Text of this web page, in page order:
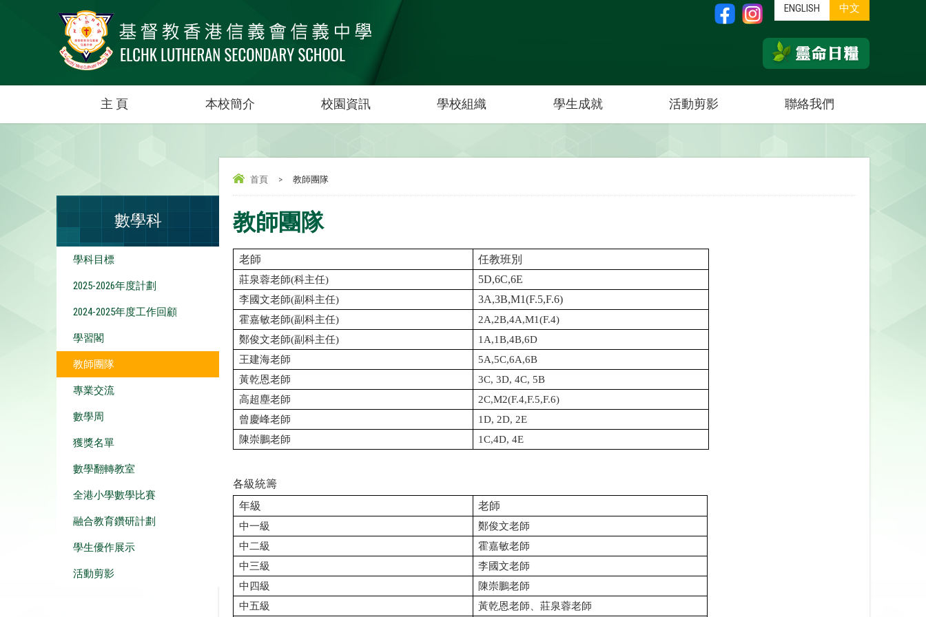
ENGLISH 中文
主 頁 本校簡介 校園資訊 學校組織 學生成就 活動剪影 聯絡我們
首頁 > 教師團隊
教師團隊
老師
任教班別
莊泉蓉老師(科主任)
5D,6C,6E
李國文老師(副科主任)
3A,3B,M1(F.5,F.6)
霍嘉敏老師(副科主任)
2A,2B,4A,M1(F.4)
鄭俊文老師(副科主任)
1A,1B,4B,6D
王建海老師
5A,5C,6A,6B
黃乾恩老師
3C, 3D, 4C, 5B
高超塵老師 2C,M2(F.4,F.5,F.6)
曾慶峰老師
1D, 2D, 2E
陳崇鵬老師 1C,4D, 4E
各級統籌
年級 老師
中一級
鄭俊文老師
中二級
霍嘉敏老師
中三級
李國文老師
中四級
陳崇鵬老師
中五級
黃乾恩老師、莊泉蓉老師
數學科
學科目標
2025-2026年度計劃
2024-2025年度工作回顧
學習閣
教師團隊
專業交流
數學周
獲獎名單
數學翻轉教室
全港小學數學比賽
融合教育鑽研計劃
學生優作展示
活動剪影